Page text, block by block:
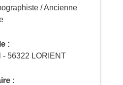
/ Ancienne
:
56322 LORIENT
: